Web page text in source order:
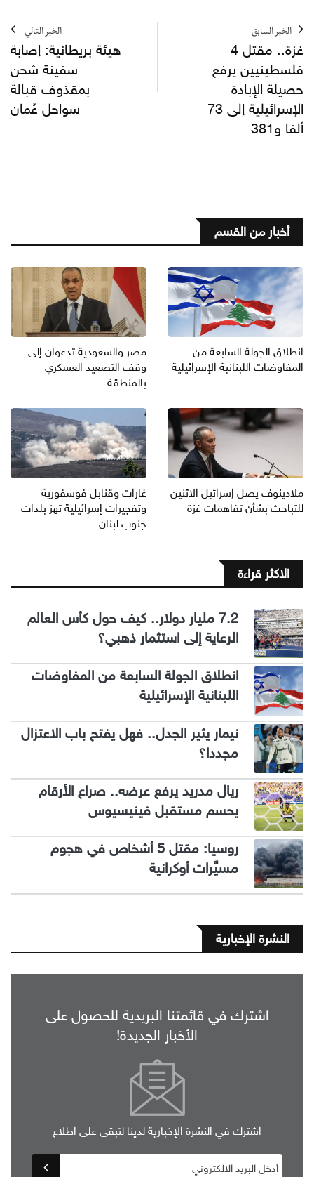
الخبر السابق
غزة.. مقتل 4
فلسطينيين يرفع
حصيلة الإبادة
الإسرائيلية إلى 73
ألفا و381
الخبر التالي
هيئة بريطانية: إصابة
سفينة شحن
بمقذوف قبالة
سواحل عُمان
أخبار من القسم
انطلاق الجولة السابعة من
المفاوضات اللبنانية الإسرائيلية
مصر والسعودية تدعوان إلى
وقف التصعيد العسكري
بالمنطقة
ملادينوف يصل إسرائيل الاثنين
للتباحث بشأن تفاهمات غزة
غارات وقنابل فوسفورية
وتفجيرات إسرائيلية تهز بلدات
جنوب لبنان
الاكثر قراءة
7.2 مليار دولار.. كيف حول كأس العالم
الرعاية إلى استثمار ذهبي؟
انطلاق الجولة السابعة من المفاوضات
اللبنانية الإسرائيلية
نيمار يثير الجدل.. فهل يفتح باب الاعتزال
مجددا؟
ريال مدريد يرفع عرضه.. صراع الأرقام
يحسم مستقبل فينيسيوس
روسيا: مقتل 5 أشخاص في هجوم
مسيَّرات أوكرانية
النشرة الإخبارية
اشترك في قائمتنا البريدية للحصول على
الأخبار الجديدة!
اشترك في النشرة الإخبارية لدينا لتبقى على اطلاع